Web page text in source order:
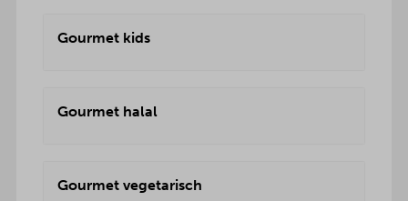
Gourmet kids
Gourmet halal
Gourmet vegetarisch